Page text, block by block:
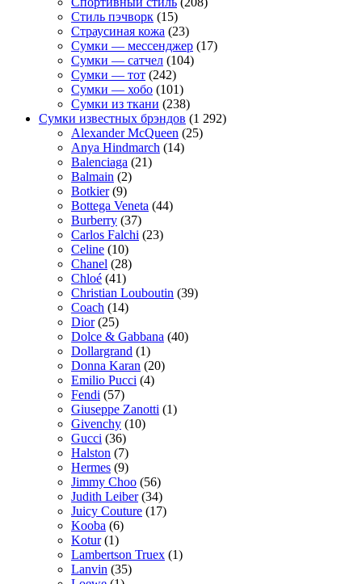
Стиль пэчворк (15)
Страусиная кожа (23)
Сумки — мессенджер (17)
Сумки — сатчел (104)
Сумки — тот (242)
Сумки — хобо (101)
Сумки из ткани (238)
Сумки известных брэндов (1 292)
Alexander McQueen (25)
Anya Hindmarch (14)
Balenciaga (21)
Balmain (2)
Botkier(9)
Bottega Veneta (44)
Burberry (37)
Carlos Falchi (23)
Celine (10)
Chanel (28)
Chloé (41)
Christian Louboutin (39)
Coach (14)
Dior(25)
Dolce & Gabbana (40)
Dollargrand (1)
Donna Karan (20)
Emilio Pucci (4)
Fendi (57)
Giuseppe Zanotti (1)
Givenchy (10)
Gucci (36)
Halston (7)
Hermes (9)
Jimmy Choo (56)
Judith Leiber(34)
Juicy Couture (17)
Kooba (6)
Kotur(1)
Lambertson Truex (1)
Lanvin (35)